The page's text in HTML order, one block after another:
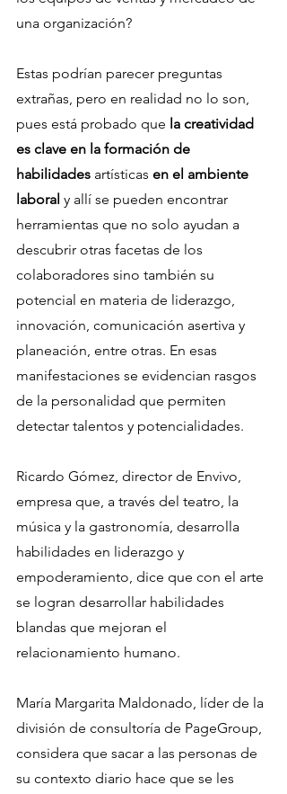
una organización?
Estas podrían parecer preguntas
extrañas, pero en realidad no lo son,
pues está probado que la creatividad
es clave en la formación de
habilidades artísticas en el ambiente
laboral y allí se pueden encontrar
herramientas que no solo ayudan a
descubrir otras facetas de los
colaboradores sino también su
potencial en materia de liderazgo,
innovación, comunicación asertiva y
planeación, entre otras. En esas
manifestaciones se evidencian rasgos
de la personalidad que permiten
detectar talentos y potencialidades.
Ricardo Gómez, director de Envivo,
empresa que, a través del teatro, la
música y la gastronomía, desarrolla
habilidades en liderazgo y
empoderamiento, dice que con el arte
se logran desarrollar habilidades
blandas que mejoran el
relacionamiento humano.
María Margarita Maldonado, líder de la
división de consultoría de PageGroup,
considera que sacar a las personas de
su contexto diario hace que se les